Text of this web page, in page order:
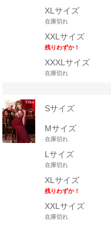
XLサイズ
在庫切れ
XXLサイズ
残りわずか！
XXXLサイズ
在庫切れ
Sサイズ
Mサイズ
在庫切れ
Lサイズ
在庫切れ
XLサイズ
残りわずか！
XXLサイズ
在庫切れ